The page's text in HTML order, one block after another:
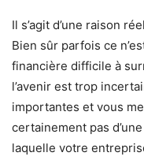
Il s’agit d’une raison
Bien sûr parfois ce
financière difficile à
l’avenir est trop
importantes et vous
certainement pas
laquelle votre